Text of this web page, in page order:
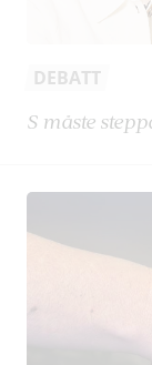
DEBATT
S måste